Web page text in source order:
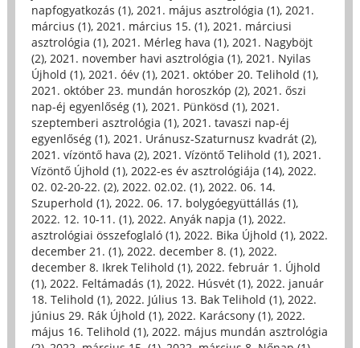
napfogyatkozás (1), 2021. május asztrológia (1), 2021.
március (1), 2021. március 15. (1), 2021. márciusi
asztrológia (1), 2021. Mérleg hava (1), 2021. Nagyböjt
(2), 2021. november havi asztrológia (1), 2021. Nyilas
Újhold (1), 2021. óév (1), 2021. október 20. Telihold (1),
2021. október 23. mundán horoszkóp (2), 2021. őszi
nap-éj egyenlőség (1), 2021. Pünkösd (1), 2021.
szeptemberi asztrológia (1), 2021. tavaszi nap-éj
egyenlőség (1), 2021. Uránusz-Szaturnusz kvadrát (2),
2021. vízöntő hava (2), 2021. Vízöntő Telihold (1), 2021.
Vízöntő Újhold (1), 2022-es év asztrológiája (14), 2022.
02. 02-20-22. (2), 2022. 02.02. (1), 2022. 06. 14.
Szuperhold (1), 2022. 06. 17. bolygóegyüttállás (1),
2022. 12. 10-11. (1), 2022. Anyák napja (1), 2022.
asztrológiai összefoglaló (1), 2022. Bika Újhold (1), 2022.
december 21. (1), 2022. december 8. (1), 2022.
december 8. Ikrek Telihold (1), 2022. február 1. Újhold
(1), 2022. Feltámadás (1), 2022. Húsvét (1), 2022. január
18. Telihold (1), 2022. Július 13. Bak Telihold (1), 2022.
június 29. Rák Újhold (1), 2022. Karácsony (1), 2022.
május 16. Telihold (1), 2022. május mundán asztrológia